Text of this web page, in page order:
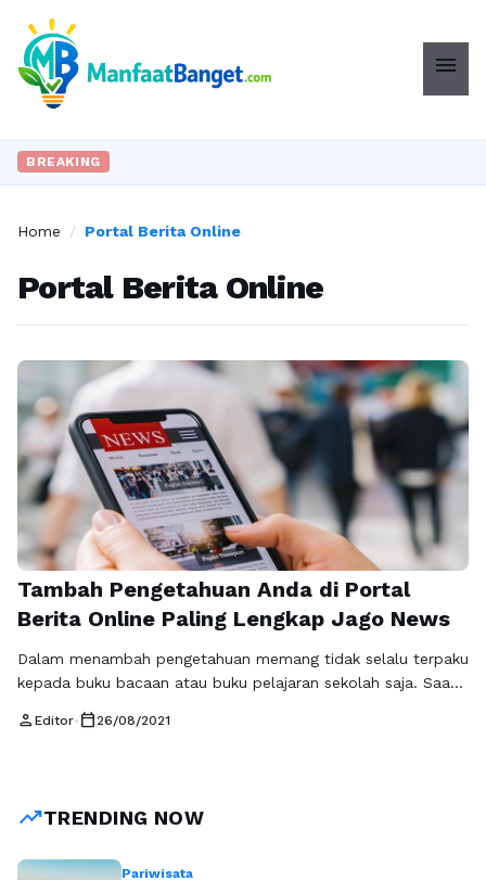
menu
BREAKING
Home / Portal Berita Online
Portal Berita Online
Tambah Pengetahuan Anda di Portal
Berita Online Paling Lengkap Jago News
Dalam menambah pengetahuan memang tidak selalu terpaku
kepada buku bacaan atau buku pelajaran sekolah saja. Saat
yang menyuguhkan segala macam berita juga info menarik.
person Editor• calendar_today 26/08/2021
trending_upTRENDING NOW
Pariwisata